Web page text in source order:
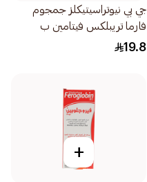
جي بي نيوتراسيتيكلز جمجوم
فارما تريبلكس فيتامين ب
30قرص
19.8
+